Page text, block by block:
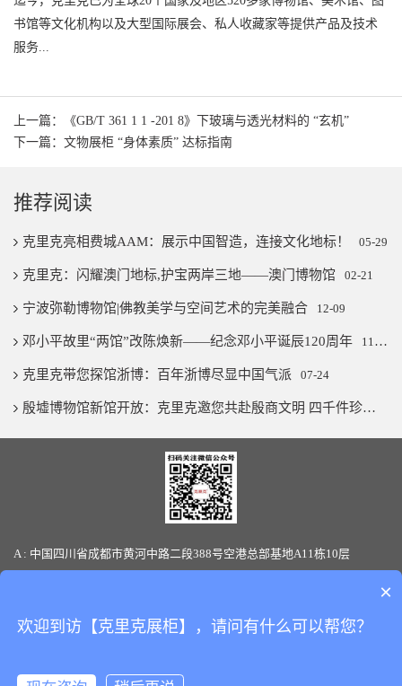
书馆等文化机构以及大型国际展会、私人收藏家等提供产品及技术
服务...
上一篇：《GB/T 361 1 1 -201 8》下玻璃与透光材料的 “玄机”
下一篇：文物展柜 “身体素质” 达标指南
推荐阅读
克里克亮相费城AAM：展示中国智造，连接文化地标！ 05-29
克里克：闪耀澳门地标,护宝两岸三地——澳门博物馆 02-21
宁波弥勒博物馆|佛教美学与空间艺术的完美融合 12-09
邓小平故里“两馆”改陈焕新——纪念邓小平诞辰120周年 11-07
克里克带您探馆浙博：百年浙博尽显中国气派 07-24
殷墟博物馆新馆开放：克里克邀您共赴殷商文明 四千件珍宝璨若星河
A : 中国四川省成都市黄河中路二段388号空港总部基地A11栋10层
Copyright © 版权所有：四川克里克展览展示有限公司All Rights
备案号：蜀ICP备17043519号-1
×
欢迎到访【克里克展柜】，请问有什么可以帮您？